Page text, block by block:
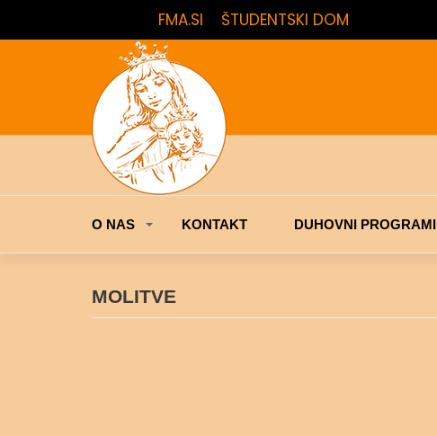
FMA.SI ŠTUDENTSKI DOM
O NAS KONTAKT DUHOVNI PROGRAMI
MOLITVE